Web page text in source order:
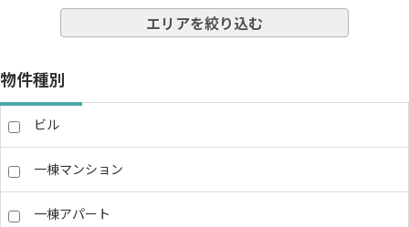
エリアを絞り込む
物件種別
ビル
一棟マンション
一棟アパート